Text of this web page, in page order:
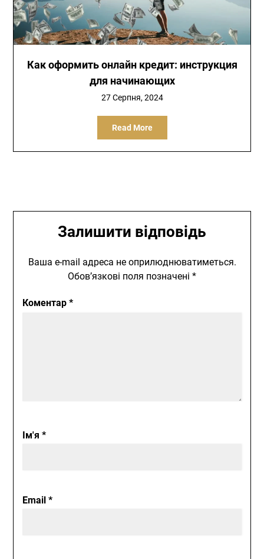
Как оформить онлайн кредит: инструкция
для начинающих
27 Серпня, 2024
Read More
Залишити відповідь
Ваша e-mail адреса не оприлюднюватиметься.
Обов’язкові поля позначені *
Коментар*
Ім'я*
Email*